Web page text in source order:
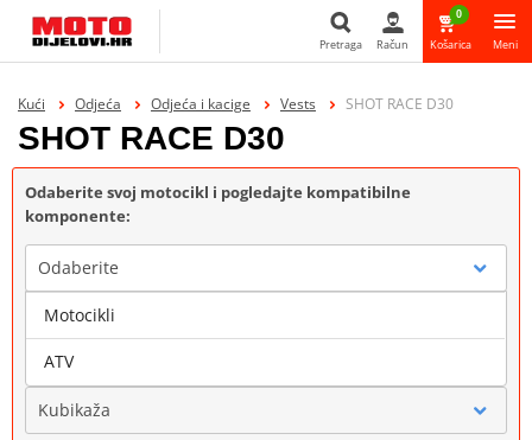
Pretraga
Pretraga Račun
0
Košarica Meni
Kući Odjeća Odjeća i kacige Vests SHOT RACE D30
SHOT RACE D30
Odaberite svoj motocikl i pogledajte kompatibilne
komponente:
Odaberite
Marka
Kubikaža
Motocikli
ATV